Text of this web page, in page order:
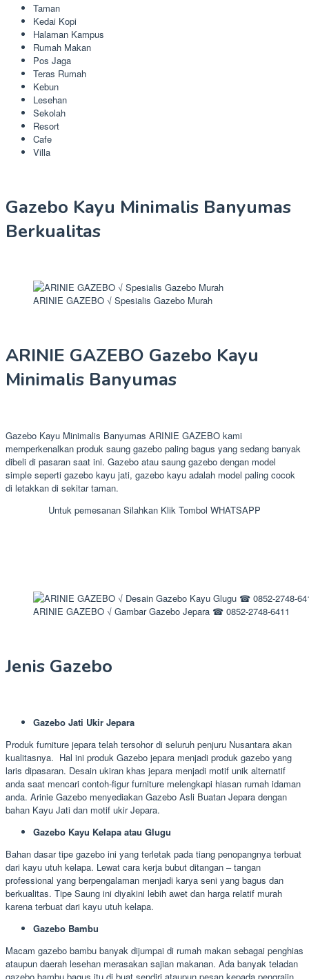
Taman
Kedai Kopi
Halaman Kampus
Rumah Makan
Pos Jaga
Teras Rumah
Kebun
Lesehan
Sekolah
Resort
Cafe
Villa
Gazebo Kayu Minimalis Banyumas
Berkualitas
ARINIE GAZEBO √ Spesialis Gazebo Murah
ARINIE GAZEBO Gazebo Kayu
Minimalis Banyumas
Gazebo Kayu Minimalis Banyumas ARINIE GAZEBO kami
memperkenalkan produk saung gazebo paling bagus yang sedang banyak
dibeli di pasaran saat ini. Gazebo atau saung gazebo dengan model
simple seperti gazebo kayu jati, gazebo kayu adalah model paling cocok
di letakkan di sekitar taman.
Untuk pemesanan Silahkan Klik Tombol WHATSAPP
ARINIE GAZEBO √ Gambar Gazebo Jepara ☎ 0852-2748-6411
Jenis Gazebo
Gazebo Jati Ukir Jepara
Produk furniture jepara telah tersohor di seluruh penjuru Nusantara akan
kualitasnya. Hal ini produk Gazebo jepara menjadi produk gazebo yang
laris dipasaran. Desain ukiran khas jepara menjadi motif unik alternatif
anda saat mencari contoh-figur furniture melengkapi hiasan rumah idaman
anda. Arinie Gazebo menyediakan Gazebo Asli Buatan Jepara dengan
bahan Kayu Jati dan motif ukir Jepara.
Gazebo Kayu Kelapa atau Glugu
Bahan dasar tipe gazebo ini yang terletak pada tiang penopangnya terbuat
dari kayu utuh kelapa. Lewat cara kerja bubut ditangan – tangan
professional yang berpengalaman menjadi karya seni yang bagus dan
berkualitas. Tipe Saung ini diyakini lebih awet dan harga relatif murah
karena terbuat dari kayu utuh kelapa.
Gazebo Bambu
Macam gazebo bambu banyak dijumpai di rumah makan sebagai penghias
ataupun daerah lesehan merasakan sajian makanan. Ada banyak teladan